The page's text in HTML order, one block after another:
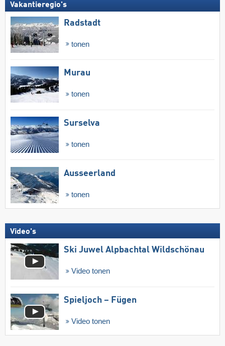
Vakantieregio's
Radstadt
tonen
Murau
tonen
Surselva
tonen
Ausseerland
tonen
Video's
Ski Juwel Alpbachtal Wildschönau
Video tonen
Spieljoch – Fügen
Video tonen